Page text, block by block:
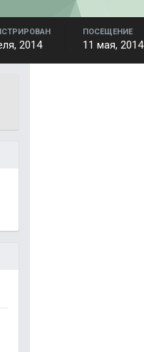
2014
ПОСЕЩЕНИЕ
11 мая, 2014